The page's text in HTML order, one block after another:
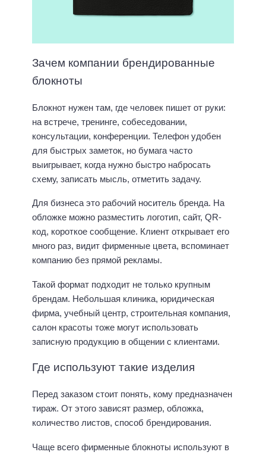
Зачем компании брендированные
блокноты
Блокнот нужен там, где человек пишет от руки:
на встрече, тренинге, собеседовании,
консультации, конференции. Телефон удобен
для быстрых заметок, но бумага часто
выигрывает, когда нужно быстро набросать
схему, записать мысль, отметить задачу.
Для бизнеса это рабочий носитель бренда. На
обложке можно разместить логотип, сайт, QR-
код, короткое сообщение. Клиент открывает его
много раз, видит фирменные цвета, вспоминает
компанию без прямой рекламы.
Такой формат подходит не только крупным
брендам. Небольшая клиника, юридическая
фирма, учебный центр, строительная компания,
салон красоты тоже могут использовать
записную продукцию в общении с клиентами.
Где используют такие изделия
Перед заказом стоит понять, кому предназначен
тираж. От этого зависят размер, обложка,
количество листов, способ брендирования.
Чаще всего фирменные блокноты используют в